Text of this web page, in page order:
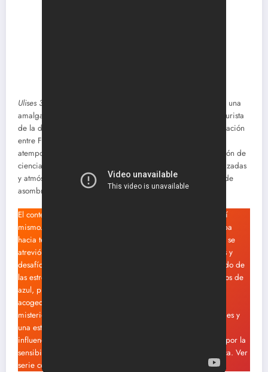
Ulises 31
es una joya de la animación que resplandece como una
amalgama perfecta entre la épica clásica y el imaginario futurista
de la década de 1980. Estrenada en 1981 como una colaboración
entre Francia y Japón, esta serie animada tejió un puente
atemporal entre los mitos de la
de Homero y una visión de
ciencia ficción impregnada de colores vibrantes, líneas estilizadas
y atmósferas cósmicas que aún evocan un profundo sentido de
asombro.
El contexto visual de
representó una revolución en sí
mismo. En una época donde la animación infantil se inclinaba
hacia temáticas ligeras o aventuras más simplistas, esta obra se
atrevió a plantear dilemas existenciales, conceptos filosóficos y
desafíos morales a través de un diseño que parecía arrancado de
las estrellas. La paleta cromática oscilaba entre tonos eléctricos de
azul, púrpura y dorado, evocando un cosmos que era tanto
acogedor como insondable, un abismo lleno de promesas y
misterios. El diseño de los personajes, con sus contornos firmes y
una estilización geométrica, era audaz y profundamente
influenciado por la estética del
japonés, pero filtrado por la
sensibilidad europea, lo que le otorgaba una identidad única. Ver
serie completa ‘ULISES 31’